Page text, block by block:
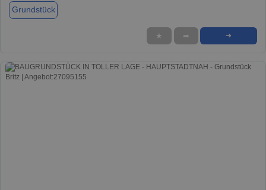
Grundstück
★ ➦ ➜